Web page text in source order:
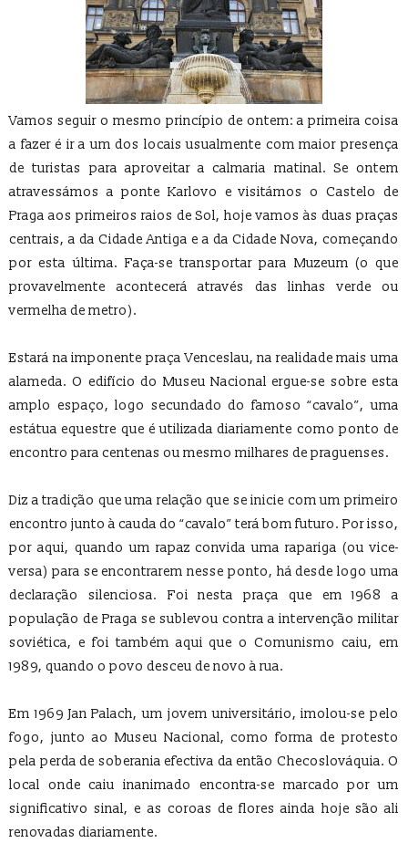
Vamos seguir o mesmo princípio de ontem: a primeira coisa
a fazer é ir a um dos locais usualmente com maior presença
de turistas para aproveitar a calmaria matinal. Se ontem
atravessámos a ponte Karlovo e visitámos o Castelo de
Praga aos primeiros raios de Sol, hoje vamos às duas praças
centrais, a da Cidade Antiga e a da Cidade Nova, começando
por esta última. Faça-se transportar para Muzeum (o que
provavelmente acontecerá através das linhas verde ou
vermelha de metro).
Estará na imponente praça Venceslau, na realidade mais uma
alameda. O edifício do Museu Nacional ergue-se sobre esta
amplo espaço, logo secundado do famoso “cavalo”, uma
estátua equestre que é utilizada diariamente como ponto de
encontro para centenas ou mesmo milhares de praguenses.
Diz a tradição que uma relação que se inicie com um primeiro
encontro junto à cauda do “cavalo” terá bom futuro. Por isso,
por aqui, quando um rapaz convida uma rapariga (ou vice-
versa) para se encontrarem nesse ponto, há desde logo uma
declaração silenciosa. Foi nesta praça que em 1968 a
população de Praga se sublevou contra a intervenção militar
soviética, e foi também aqui que o Comunismo caiu, em
1989, quando o povo desceu de novo à rua.
Em 1969 Jan Palach, um jovem universitário, imolou-se pelo
fogo, junto ao Museu Nacional, como forma de protesto
pela perda de soberania efectiva da então Checoslováquia. O
local onde caiu inanimado encontra-se marcado por um
significativo sinal, e as coroas de flores ainda hoje são ali
renovadas diariamente.